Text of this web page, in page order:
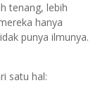
tenang, lebih
hanya
punya ilmunya.
satu hal: